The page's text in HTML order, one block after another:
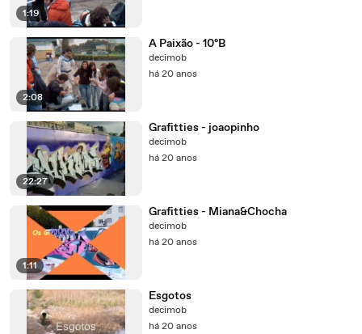
1:19
2:08
A Paixão - 10ºB
decimob
há 20 anos
22:27
Grafitties - joaopinho
decimob
há 20 anos
1:11
Grafitties - Miana&Chocha
decimob
há 20 anos
Esgotos
decimob
há 20 anos